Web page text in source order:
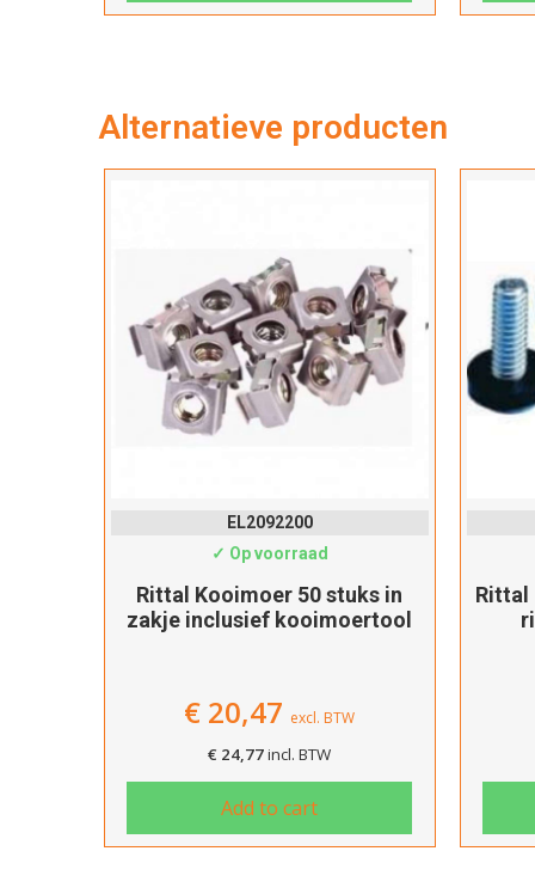
Alternatieve producten
EL7094100
✓ Op voorraad
Rittal Schroef inclusief plastic
ring 50 stuks in zakje
€ 14,65 excl. BTW
€ 17,73incl. BTW
Add to cart
1U